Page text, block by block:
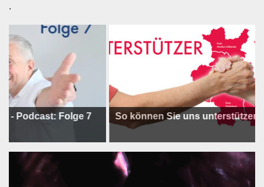
.
Folge 7 So können Sie uns unterstützen !